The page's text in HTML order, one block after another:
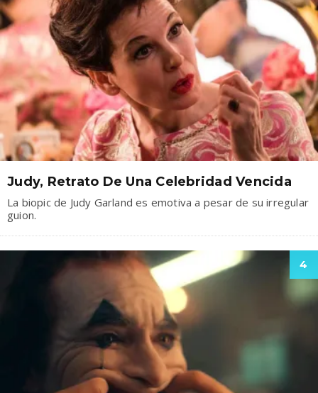
Judy, Retrato De Una Celebridad Vencida
La biopic de Judy Garland es emotiva a pesar de su irregular
guion.
4